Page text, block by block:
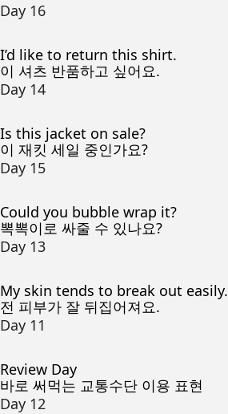
Day 16
I’d like to return this shirt.
이 셔츠 반품하고 싶어요.
Day 14
Is this jacket on sale?
이 재킷 세일 중인가요?
Day 15
Could you bubble wrap it?
뽁뽁이로 싸줄 수 있나요?
Day 13
My skin tends to break out easily.
전 피부가 잘 뒤집어져요.
Day 11
Review Day
바로 써먹는 교통수단 이용 표현
Day 12